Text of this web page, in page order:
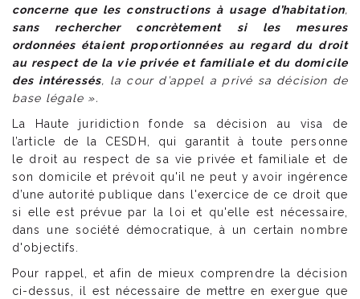
concerne que les constructions à usage d’habitation,
sans rechercher concrètement
si les mesures
ordonnées étaient proportionnées au regard du droit
au respect de la vie privée et familiale et du domicile
des intéressés, la cour d’appel a privé sa décision de
base légale ».
La Haute juridiction fonde sa décision au visa de
l’article de la CESDH, qui garantit à toute personne
le droit au respect de sa vie privée et familiale et de
son domicile et prévoit qu'il ne peut y avoir ingérence
d’une autorité publique dans l'exercice de ce droit que
si elle est prévue par la loi et qu'elle est nécessaire,
dans une société démocratique, à un certain nombre
d'objectifs.
Pour rappel, et afin de mieux comprendre la décision
ci-dessus, il est nécessaire de mettre en exergue que